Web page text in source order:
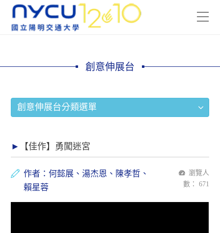
創意伸展台
創意伸展台分類選單
【佳作】勇闖迷宮
作者：何懿展、湯杰恩、陳孝哲、
賴星蓉
瀏覽人
數： 671